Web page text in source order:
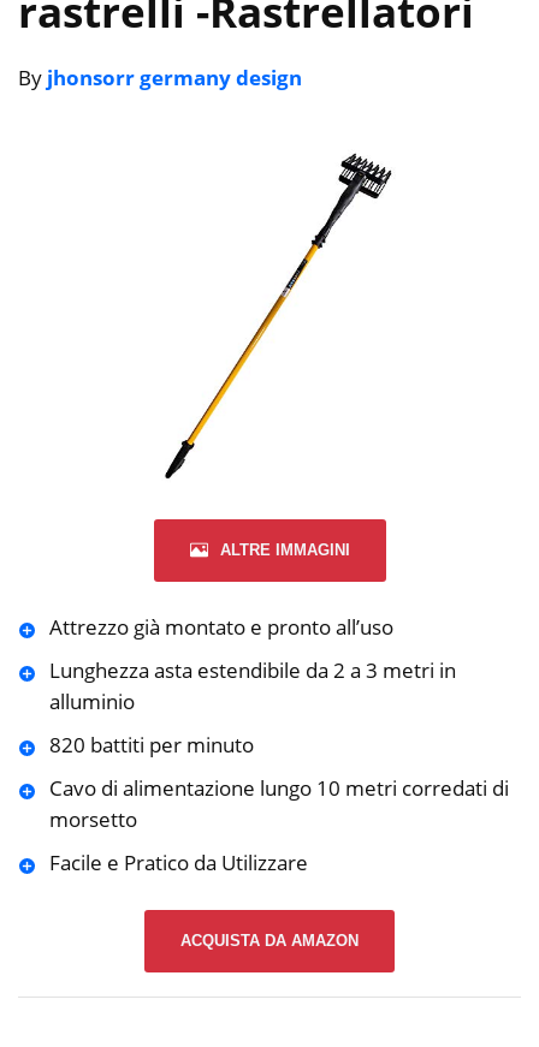
rastrelli -Rastrellatori
By jhonsorr germany design
ALTRE IMMAGINI
Attrezzo già montato e pronto all’uso
Lunghezza asta estendibile da 2 a 3 metri in
alluminio
820 battiti per minuto
Cavo di alimentazione lungo 10 metri corredati di
morsetto
Facile e Pratico da Utilizzare
ACQUISTA DA AMAZON